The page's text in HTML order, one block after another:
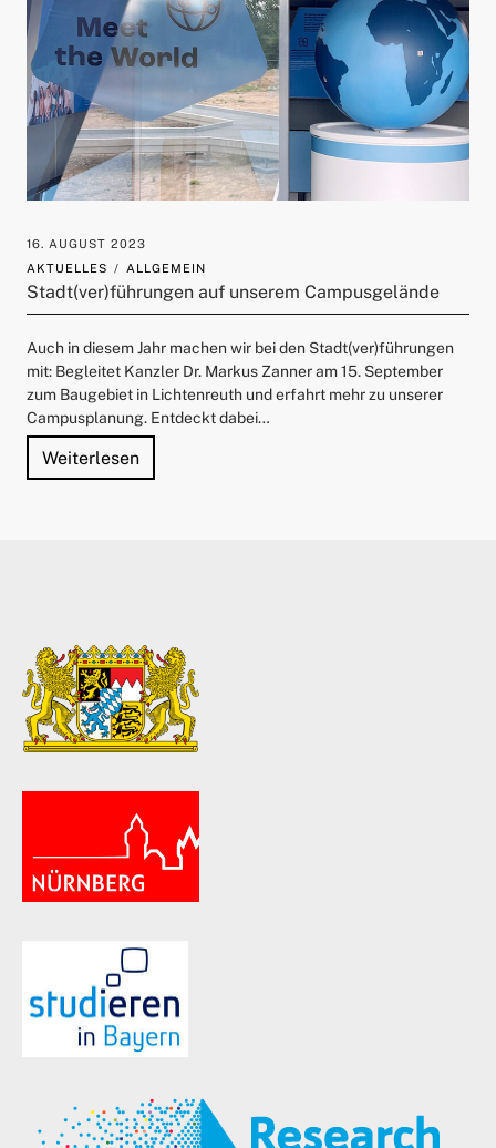
16. AUGUST 2023
AKTUELLES
ALLGEMEIN
Stadt(ver)führungen auf unserem Campusgelände
Auch in diesem Jahr machen wir bei den Stadt(ver)führungen
mit: Begleitet Kanzler Dr. Markus Zanner am 15. September
zum Baugebiet in Lichtenreuth und erfahrt mehr zu unserer
Campusplanung. Entdeckt dabei…
Weiterlesen"Stadt(ver)führungen auf unserem